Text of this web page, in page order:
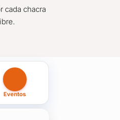
cada chacra
Eventos chacra para celebrar